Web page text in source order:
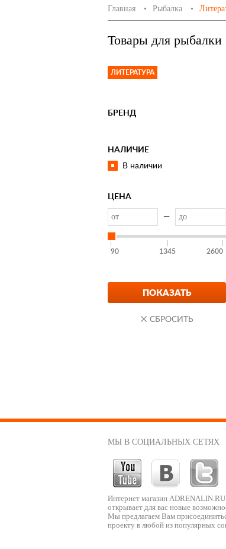
Главная Рыбалка
Товары для рыбалки
ЛИТЕРАТУРА
БРЕНД
НАЛИЧИЕ
В наличии
ЦЕНА
—
90 1345 2600
МЫ В СОЦИАЛЬНЫХ СЕТЯХ
Интернет магазин ADRENALIN.RU
открывает для вас новые
Мы предлагаем Вам
проекту в любой из популярных